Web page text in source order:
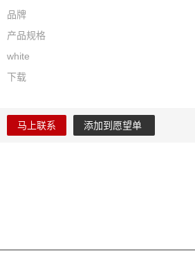
品牌
产品规格
white
下载
马上联系 添加到愿望单